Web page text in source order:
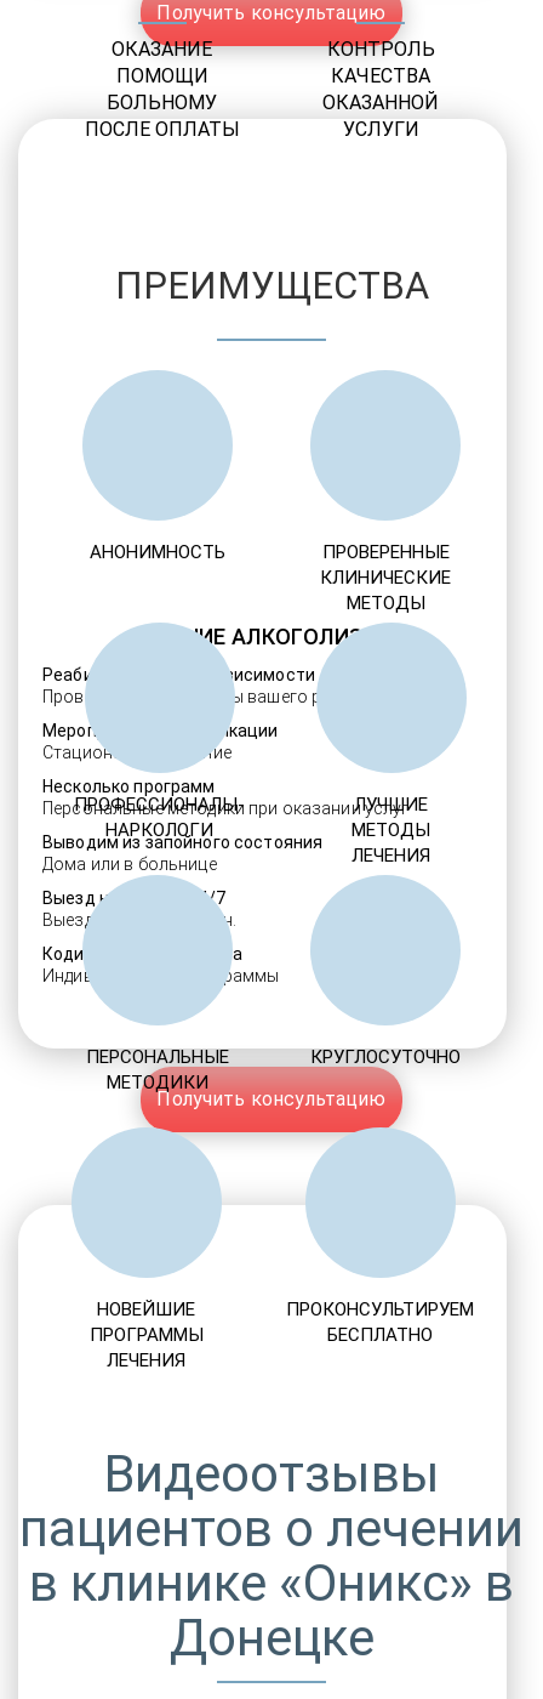
Получить консультацию
ЛЕЧЕНИЕ АЛКОГОЛИЗМА
Реабилитация алкозависимости
Проверенные ребцентры вашего региона
Мероприятия детоксикации
Стационарное лечение
Несколько программ
Персональные методики при оказании услуг
Выводим из запойного состояния
Дома или в больнице
Выезд нарколога 24/7
Выезд в течение 30 мин.
Кодировка алкоголизма
Индивидуальные программы
Получить консультацию
ОКАЗАНИЕ
ПОМОЩИ
БОЛЬНОМУ
ПОСЛЕ ОПЛАТЫ
КОНТРОЛЬ
КАЧЕСТВА
ОКАЗАННОЙ
УСЛУГИ
ПРЕИМУЩЕСТВА
АНОНИМНОСТЬ
ПРОВЕРЕННЫЕ
КЛИНИЧЕСКИЕ
МЕТОДЫ
ПРОФЕССИОНАЛЫ-
НАРКОЛОГИ
ЛУЧШИЕ
МЕТОДЫ
ЛЕЧЕНИЯ
ПЕРСОНАЛЬНЫЕ
МЕТОДИКИ
КРУГЛОСУТОЧНО
НОВЕЙШИЕ
ПРОГРАММЫ
ЛЕЧЕНИЯ
ПРОКОНСУЛЬТИРУЕМ
БЕСПЛАТНО
Видеоотзывы
пациентов о лечении
в клинике «Оникс» в
Донецке